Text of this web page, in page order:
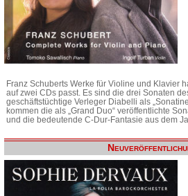
Franz Schuberts Werke für Violine und Klavier
auf zwei CDs passt. Es sind die drei Sonaten
geschäftstüchtige Verleger Diabelli als
kommen die als „Grand Duo“ veröffentlichte
und die bedeutende C-Dur-Fantasie aus dem